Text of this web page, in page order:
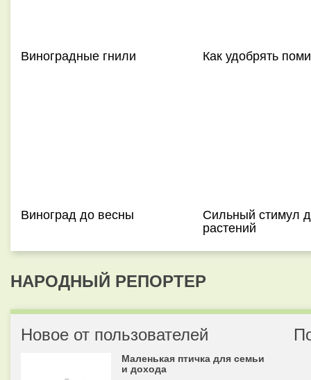
Виноградные гнили Как удобрять
Виноград до весны Сильный стимул
растений
НАРОДНЫЙ РЕПОРТЕР
Новое от пользователей
Маленькая птичка для семьи
и дохода